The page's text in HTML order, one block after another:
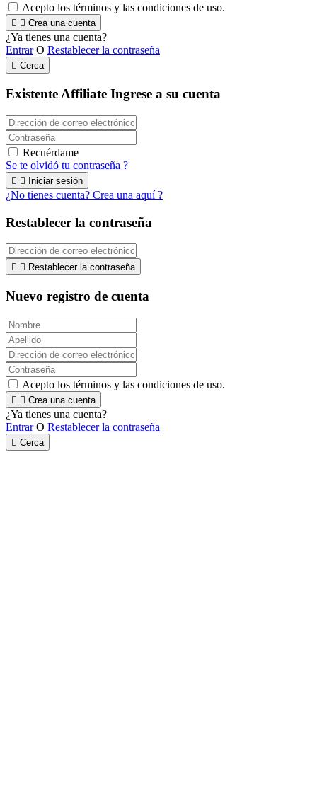
Acepto los términos y las condiciones de uso.
  Crea una cuenta
¿Ya tienes una cuenta?
EntrarO Restablecer la contraseña
 Cerca
Existente Affiliate Ingrese a su cuenta
Recuérdame
Se te olvidó tu contraseña ?
  Iniciar sesión
¿No tienes cuenta? Crea una aquí ?
Restablecer la contraseña
  Restablecer la contraseña
Nuevo registro de cuenta
Acepto los términos y las condiciones de uso.
  Crea una cuenta
¿Ya tienes una cuenta?
EntrarO Restablecer la contraseña
 Cerca